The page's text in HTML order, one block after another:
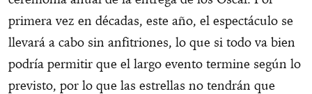
primera vez en décadas, este año, el espectáculo se
llevará a cabo sin anfitriones, lo que si todo va bien
podría permitir que el largo evento termine según lo
previsto, por lo que las estrellas no tendrán que